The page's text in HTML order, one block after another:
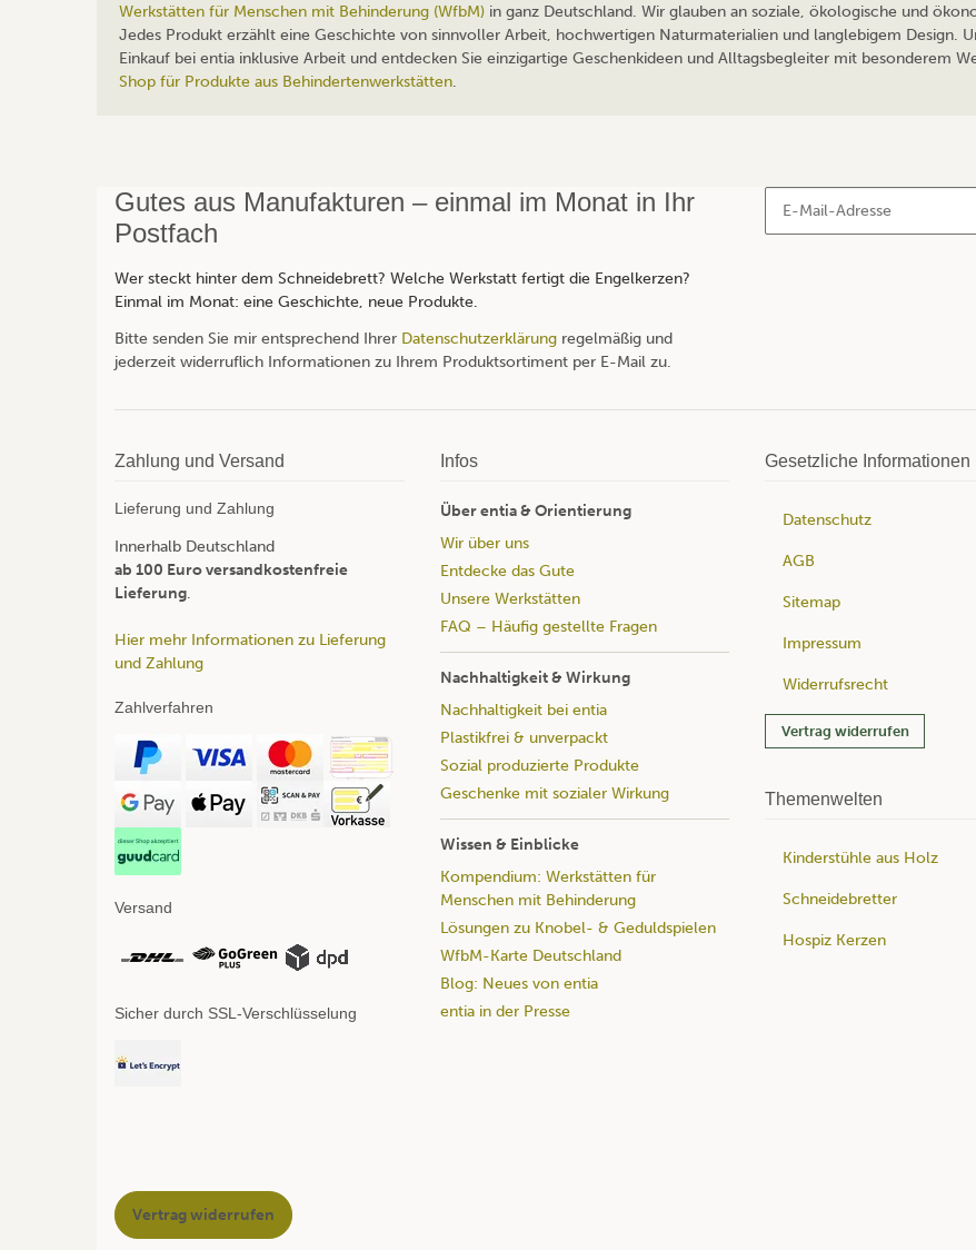
Werkstätten für Menschen mit Behinderung (WfbM) in ganz Deutschland. Wir glauben an soziale, ökologische und
Jedes Produkt erzählt eine Geschichte von sinnvoller Arbeit, hochwertigen Naturmaterialien und langlebigem Design.
Einkauf bei entia inklusive Arbeit und entdecken Sie einzigartige Geschenkideen und Alltagsbegleiter mit besonderem
Shop für Produkte aus Behindertenwerkstätten.
Gutes aus Manufakturen – einmal im Monat in Ihr
Postfach
Wer steckt hinter dem Schneidebrett? Welche Werkstatt fertigt die Engelkerzen?
Einmal im Monat: eine Geschichte, neue Produkte.
Bitte senden Sie mir entsprechend Ihrer Datenschutzerklärung regelmäßig und
jederzeit widerruflich Informationen zu Ihrem Produktsortiment per E-Mail zu.
Zahlung und Versand
Lieferung und Zahlung
Innerhalb Deutschland
ab 100 Euro versandkostenfreie
Lieferung.
Hier mehr Informationen zu Lieferung
und Zahlung
Zahlverfahren
Versand
Sicher durch SSL-Verschlüsselung
Infos
Über entia & Orientierung
Wir über uns
Entdecke das Gute
Unsere Werkstätten
FAQ – Häufig gestellte Fragen
Nachhaltigkeit & Wirkung
Nachhaltigkeit bei entia
Plastikfrei & unverpackt
Sozial produzierte Produkte
Geschenke mit sozialer Wirkung
Wissen & Einblicke
Kompendium: Werkstätten für
Menschen mit Behinderung
Lösungen zu Knobel- & Geduldspielen
WfbM-Karte Deutschland
Blog: Neues von entia
entia in der Presse
Gesetzliche Informationen
Datenschutz
AGB
Sitemap
Impressum
Widerrufsrecht
Vertrag widerrufen
Themenwelten
Kinderstühle aus Holz
Schneidebretter
Hospiz Kerzen
Vertrag widerrufen